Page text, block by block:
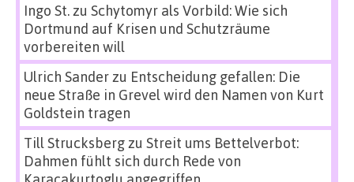
Ingo St.zu Schytomyr als Vorbild: Wie sich
Dortmund auf Krisen und Schutzräume
vorbereiten will
Ulrich Sanderzu Entscheidung gefallen: Die
neue Straße in Grevel wird den Namen von Kurt
Goldstein tragen
Till Strucksbergzu Streit ums Bettelverbot:
Dahmen fühlt sich durch Rede von